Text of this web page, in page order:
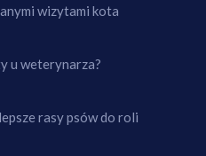
wizytami kota
u weterynarza?
rasy psów do roli